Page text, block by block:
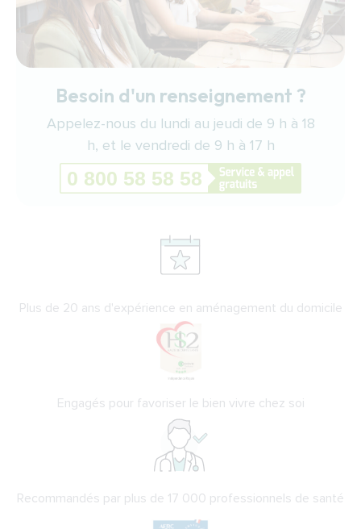
Besoin d'un renseignement ?
Appelez-nous du lundi au jeudi de 9 h à 18
h, et le vendredi de 9 h à 17 h
Plus de 20 ans d'expérience en aménagement du domicile
Engagés pour favoriser le bien vivre chez soi
Recommandés par plus de 17 000 professionnels de santé